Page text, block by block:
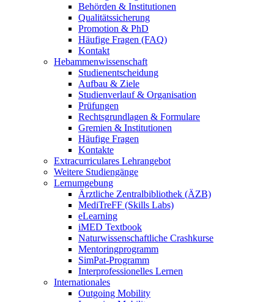
Behörden & Institutionen
Qualitätssicherung
Promotion & PhD
Häufige Fragen (FAQ)
Kontakt
Hebammenwissenschaft
Studienentscheidung
Aufbau & Ziele
Studienverlauf & Organisation
Prüfungen
Rechtsgrundlagen & Formulare
Gremien & Institutionen
Häufige Fragen
Kontakte
Extracurriculares Lehrangebot
Weitere Studiengänge
Lernumgebung
Ärztliche Zentralbibliothek (ÄZB)
MediTreFF (Skills Labs)
eLearning
iMED Textbook
Naturwissenschaftliche Crashkurse
Mentoringprogramm
SimPat-Programm
Interprofessionelles Lernen
Internationales
Outgoing Mobility